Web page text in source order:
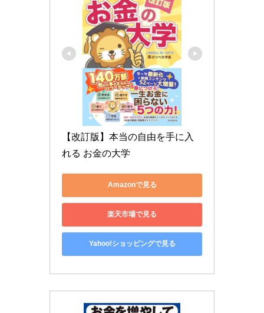
【改訂版】本当の自由を手に入
れる お金の大学
Amazonで見る
楽天市場で見る
Yahoo!ショッピングで見る